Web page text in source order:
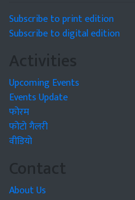
Subscribe to print edition
Subscribe to digital edition
Activities
Upcoming Events
Events Update
फोरम
फोटो गैलरी
वीडियो
Contact
About Us